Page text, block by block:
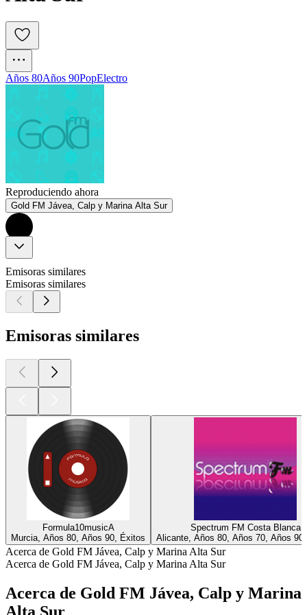
Años 80Años 90PopElectro
Reproduciendo ahora
Gold FM Jávea, Calp y Marina Alta Sur
Emisoras similares
Emisoras similares
Emisoras similares
Formula10musicA
Murcia, Años 80, Años 90, Éxitos
Spectrum FM Costa Blanca
Alicante, Años 80, Años 70, Años
Acerca de Gold FM Jávea, Calp y Marina Alta Sur
Acerca de Gold FM Jávea, Calp y Marina Alta Sur
Acerca de Gold FM Jávea, Calp y Marina
Alta Sur